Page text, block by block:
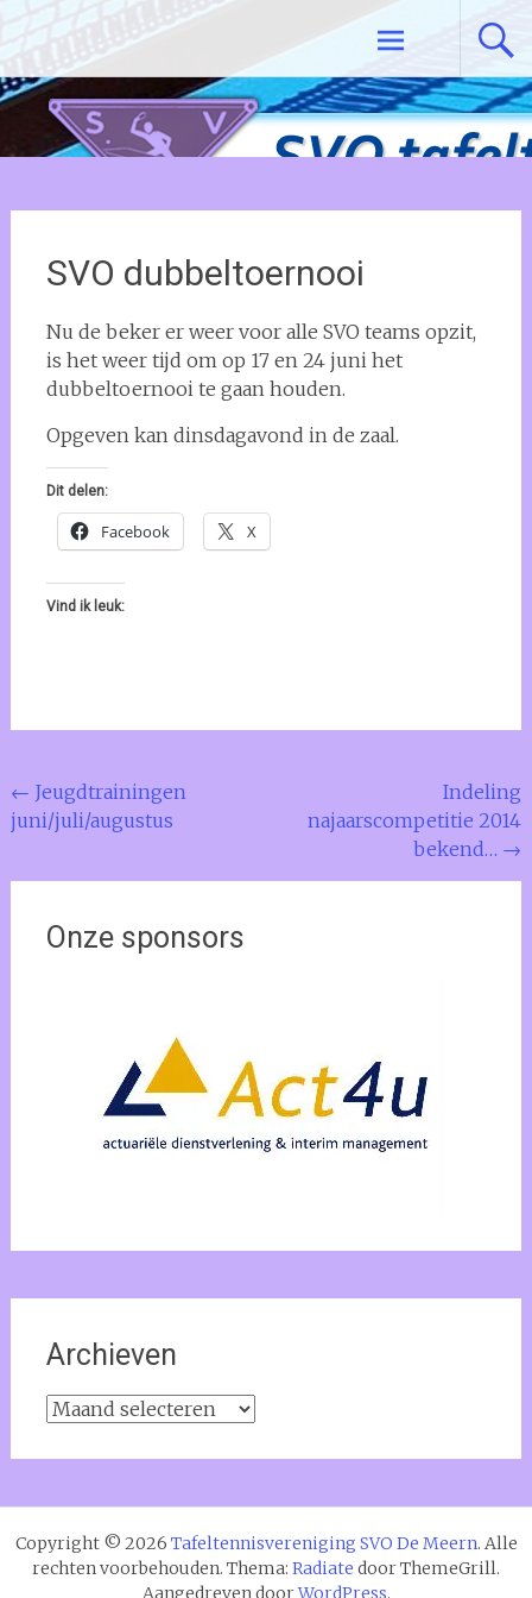
de
inhoud
Tafeltennisvereniging SVO De Meern
SVO dubbeltoernooi
Nu de beker er weer voor alle SVO teams opzit,
is het weer tijd om op 17 en 24 juni het
dubbeltoernooi te gaan houden.
Opgeven kan dinsdagavond in de zaal.
Dit delen:
Facebook X
Vind ik leuk:
Bericht
navigatie
← Jeugdtrainingen
juni/juli/augustus
Indeling
najaarscompetitie 2014
bekend… →
Onze sponsors
Archieven
Archieven
Copyright © 2026 Tafeltennisvereniging SVO De Meern. Alle
rechten voorbehouden. Thema: Radiate door ThemeGrill.
Aangedreven doorWordPress.